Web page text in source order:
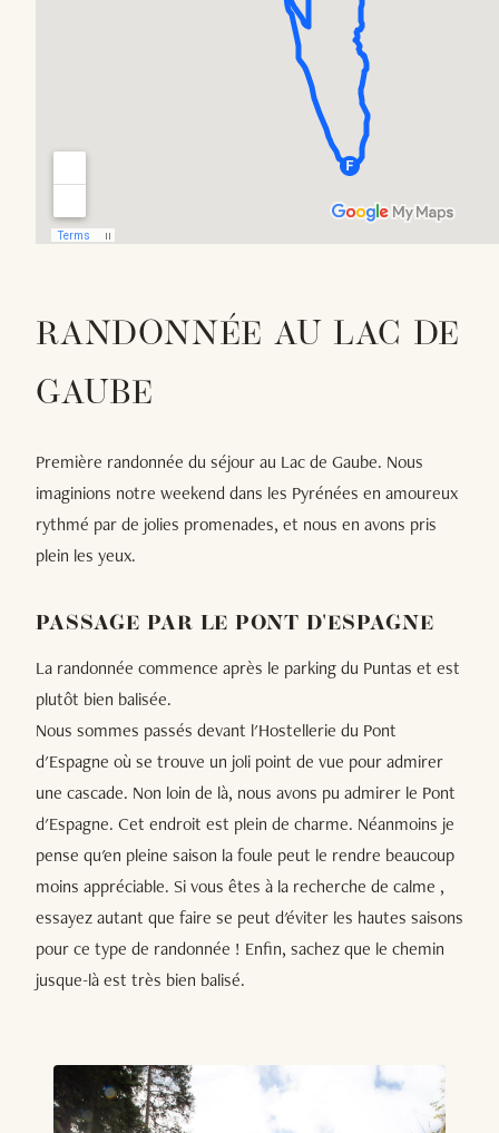
RANDONNÉE AU LAC DE
GAUBE
Première randonnée du séjour au Lac de Gaube. Nous
imaginions notre weekend dans les Pyrénées en amoureux
rythmé par de jolies promenades, et nous en avons pris
plein les yeux.
PASSAGE PAR LE PONT D'ESPAGNE
La randonnée commence après le parking du Puntas et est
plutôt bien balisée.
Nous sommes passés devant l'Hostellerie du Pont
d'Espagne où se trouve un joli point de vue pour admirer
une cascade. Non loin de là, nous avons pu admirer le Pont
d'Espagne. Cet endroit est plein de charme. Néanmoins je
pense qu'en pleine saison la foule peut le rendre beaucoup
moins appréciable. Si vous êtes à la recherche de calme ,
essayez autant que faire se peut d'éviter les hautes saisons
pour ce type de randonnée ! Enfin, sachez que le chemin
jusque-là est très bien balisé.